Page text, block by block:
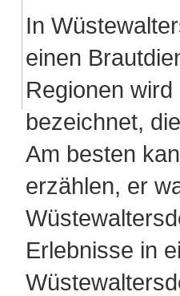
In
einen
Regionen
bezeichnet,
Am besten
erzählen, er
Erlebnisse in